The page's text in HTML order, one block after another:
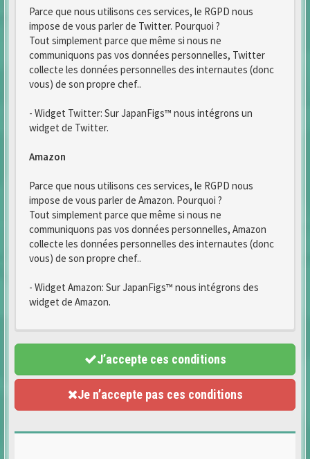
Parce que nous utilisons ces services, le RGPD nous
impose de vous parler de Twitter. Pourquoi ?
Tout simplement parce que même si nous ne
communiquons pas vos données personnelles, Twitter
collecte les données personnelles des internautes (donc
vous) de son propre chef..
- Widget Twitter: Sur JapanFigs™ nous intégrons un
widget de Twitter.
Amazon
Parce que nous utilisons ces services, le RGPD nous
impose de vous parler de Amazon. Pourquoi ?
Tout simplement parce que même si nous ne
communiquons pas vos données personnelles, Amazon
collecte les données personnelles des internautes (donc
vous) de son propre chef..
- Widget Amazon: Sur JapanFigs™ nous intégrons des
widget de Amazon.
J’accepte ces conditions
Je n’accepte pas ces conditions